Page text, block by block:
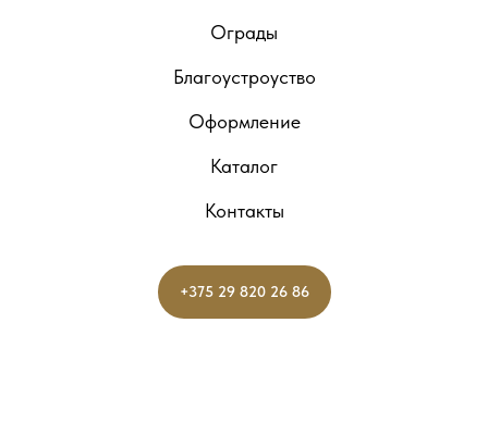
Ограды
Благоустроуство
Оформление
Каталог
Контакты
+375 29 820 26 86